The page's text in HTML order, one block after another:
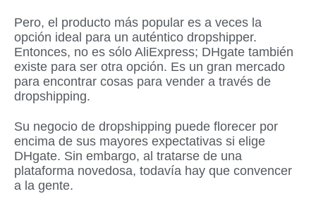
Pero, el producto más popular es a veces la
opción ideal para un auténtico dropshipper.
Entonces, no es sólo AliExpress; DHgate también
existe para ser otra opción. Es un gran mercado
para encontrar cosas para vender a través de
dropshipping.
Su negocio de dropshipping puede florecer por
encima de sus mayores expectativas si elige
DHgate. Sin embargo, al tratarse de una
plataforma novedosa, todavía hay que convencer
a la gente.